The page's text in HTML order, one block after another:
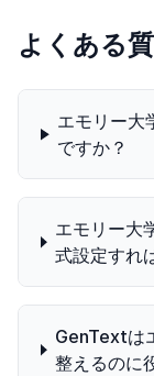
よくある
エモリー大
ですか？
エモリー大
式設定すれ
GenTextは
整えるのに